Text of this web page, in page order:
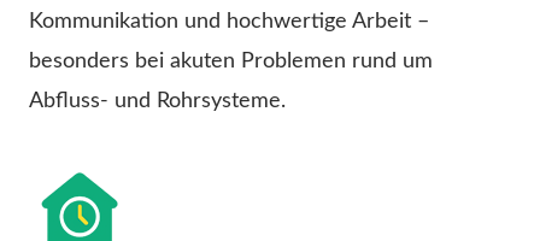
Kommunikation und hochwertige Arbeit –
besonders bei akuten Problemen rund um
Abfluss- und Rohrsysteme.